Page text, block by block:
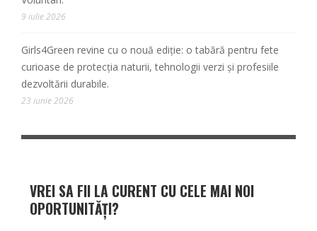
9 iulie 2026
Girls4Green revine cu o nouă ediție: o tabără pentru fete
curioase de protecția naturii, tehnologii verzi și profesiile
dezvoltării durabile.
23 iunie 2026
VREI SA FII LA CURENT CU CELE MAI NOI
OPORTUNITĂȚI?